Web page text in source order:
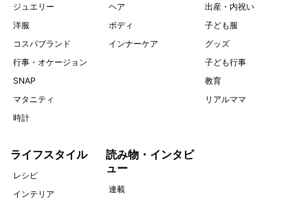
ジュエリー
洋服
コスパブランド
行事・オケージョン
SNAP
マタニティ
時計
ヘア
ボディ
インナーケア
出産・内祝い
子ども服
グッズ
子ども行事
教育
リアルママ
ライフスタイル
レシピ
インテリア
読み物・インタビ
ュー
連載